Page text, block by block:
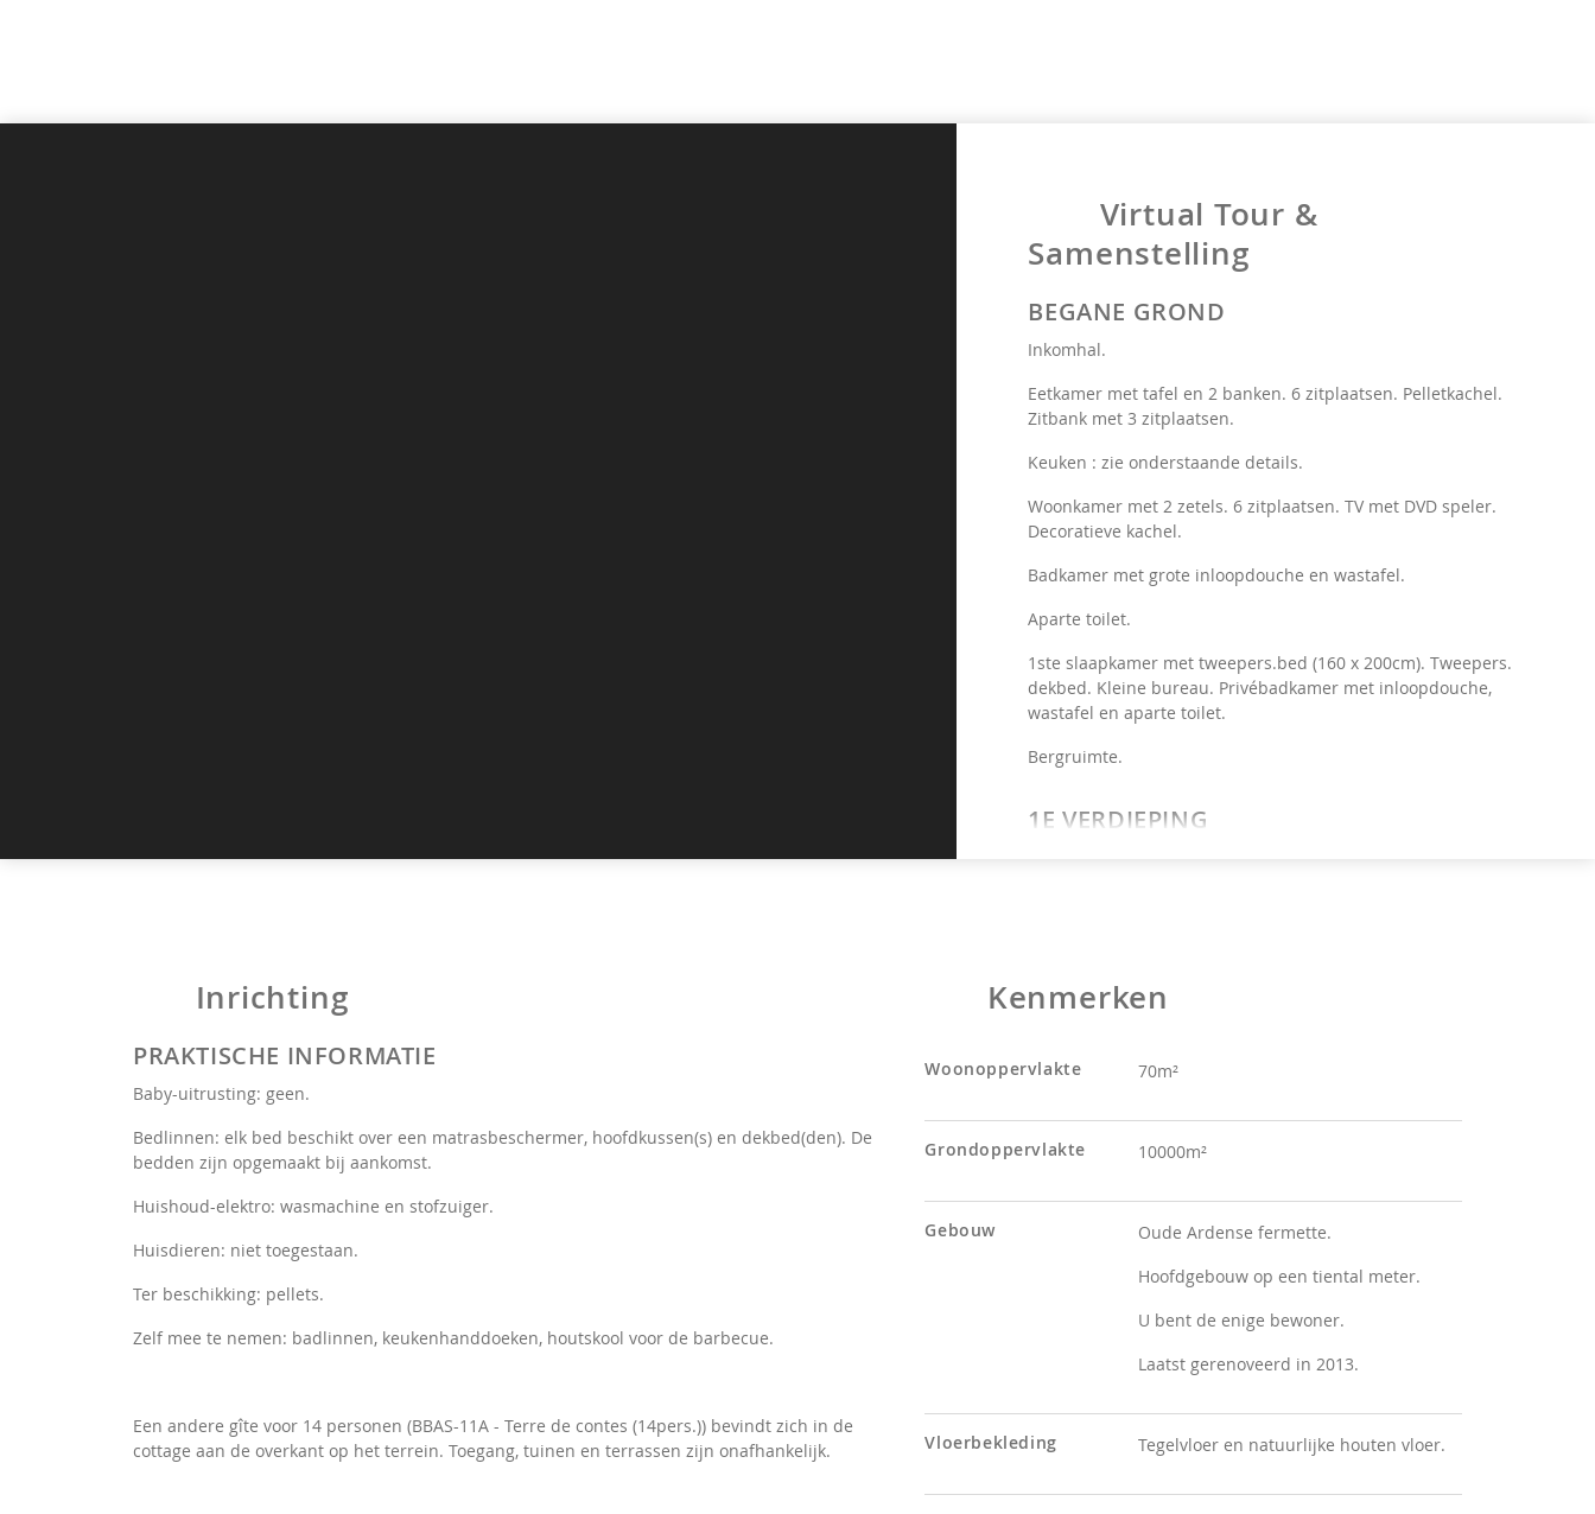
Virtual Tour &
Samenstelling
BEGANE GROND
Inkomhal.
Eetkamer met tafel en 2 banken. 6 zitplaatsen. Pelletkachel.
Zitbank met 3 zitplaatsen.
Keuken : zie onderstaande details.
Woonkamer met 2 zetels. 6 zitplaatsen. TV met DVD speler.
Decoratieve kachel.
Badkamer met grote inloopdouche en wastafel.
Aparte toilet.
1ste slaapkamer met tweepers.bed (160 x 200cm). Tweepers.
dekbed. Kleine bureau. Privébadkamer met inloopdouche,
wastafel en aparte toilet.
Bergruimte.
1E VERDIEPING
Inrichting
PRAKTISCHE INFORMATIE
Baby-uitrusting: geen.
Bedlinnen: elk bed beschikt over een matrasbeschermer, hoofdkussen(s) en dekbed(den). De
bedden zijn opgemaakt bij aankomst.
Huishoud-elektro: wasmachine en stofzuiger.
Huisdieren: niet toegestaan.
Ter beschikking: pellets.
Zelf mee te nemen: badlinnen, keukenhanddoeken, houtskool voor de barbecue.
Een andere gîte voor 14 personen (BBAS-11A - Terre de contes (14pers.)) bevindt zich in de
cottage aan de overkant op het terrein. Toegang, tuinen en terrassen zijn onafhankelijk.
Kenmerken
Woonoppervlakte 70m²
Grondoppervlakte 10000m²
Gebouw
Oude Ardense fermette.
Hoofdgebouw op een tiental meter.
U bent de enige bewoner.
Laatst gerenoveerd in 2013.
Vloerbekleding Tegelvloer en natuurlijke houten vloer.